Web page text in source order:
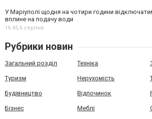
У Маріуполі щодня на чотири години
вплине на подачу води
16:45,6 серпня
Рубрики новин
Загальний розділ Техніка
Туризм Нерухомість
Будівництво Відпочинок
Бізнес Меблі